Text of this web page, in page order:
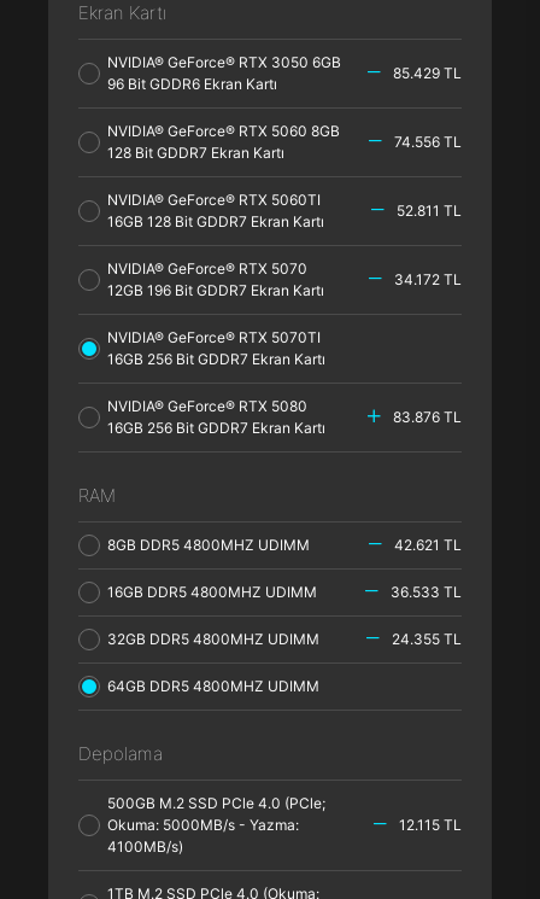
Ekran Kartı
NVIDIA® GeForce® RTX 3050 6GB
96 Bit GDDR6 Ekran Kartı
85.429 TL
NVIDIA® GeForce® RTX 5060 8GB
128 Bit GDDR7 Ekran Kartı
74.556 TL
NVIDIA® GeForce® RTX 5060TI
16GB 128 Bit GDDR7 Ekran Kartı
52.811 TL
NVIDIA® GeForce® RTX 5070
12GB 196 Bit GDDR7 Ekran Kartı
34.172 TL
NVIDIA® GeForce® RTX 5070TI
16GB 256 Bit GDDR7 Ekran Kartı
NVIDIA® GeForce® RTX 5080
16GB 256 Bit GDDR7 Ekran Kartı
83.876 TL
RAM
8GB DDR5 4800MHZ UDIMM 42.621 TL
16GB DDR5 4800MHZ UDIMM 36.533 TL
32GB DDR5 4800MHZ UDIMM 24.355 TL
64GB DDR5 4800MHZ UDIMM
Depolama
500GB M.2 SSD PCle 4.0 (PCle;
Okuma: 5000MB/s - Yazma:
4100MB/s)
12.115 TL
1TB M.2 SSD PCle 4.0 (Okuma: